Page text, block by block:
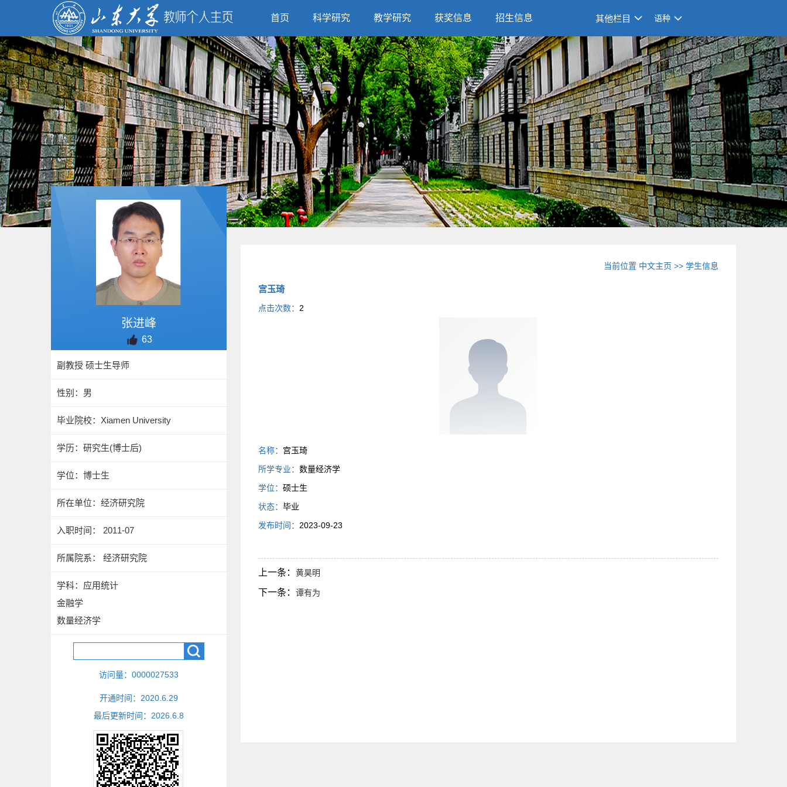
首页 科学研究 教学研究 获奖信息 招生信息 其他栏目 语种
张进峰
63
副教授 硕士生导师
性别：男
毕业院校：Xiamen University
学历：研究生(博士后)
学位：博士生
所在单位：经济研究院
入职时间： 2011-07
所属院系： 经济研究院
学科：应用统计
金融学
数量经济学
访问量： 0000027533
开通时间： 2020 6 29
最后更新时间： 2026 6 8
当前位置 中文主页 >>学生信息
宫玉琦
点击次数： 2
名称： 宫玉琦
所学专业： 数量经济学
学位： 硕士生
状态： 毕业
发布时间： 2023-09-23
上一条： 黄昊明
下一条： 谭有为